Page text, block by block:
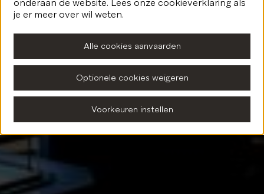
Terug naar de homepagina
onderaan de website. Lees onze cookieverklaring als
je er meer over wil weten.
Alle cookies aanvaarden
Optionele cookies weigeren
Voorkeuren instellen